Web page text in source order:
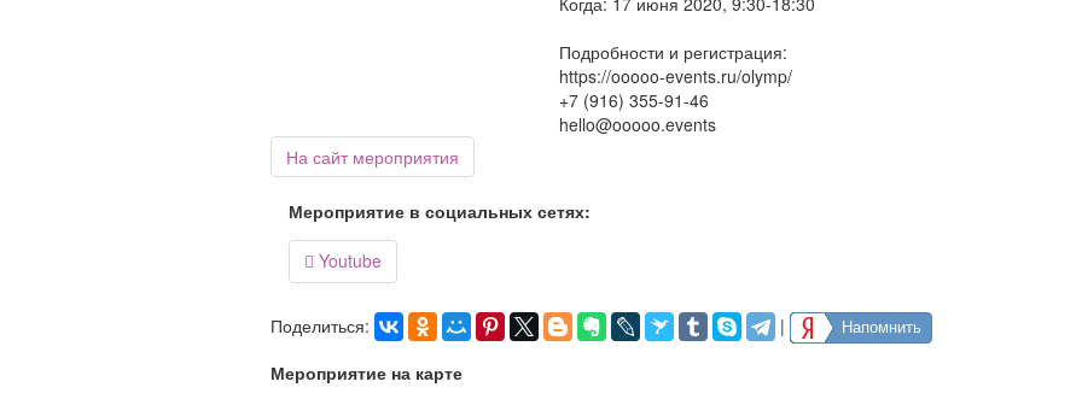
Подробности и регистрация:
https://ooooo-events.ru/olymp/
+7 (916) 355-91-46
hello@ooooo.events
На сайт мероприятия
Мероприятие в социальных сетях:
 Youtube
Поделиться: | Напомнить
Мероприятие на карте